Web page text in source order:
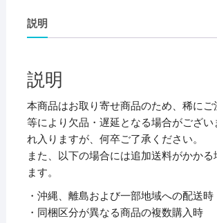
IROKATU
ド
メ
ン
ト
フ
ァ
イ
ル・
発
泡
説明
説明
本商品はお取り寄せ商品のため、稀にご
等により欠品・遅延となる場合がござい
れ入りますが、何卒ご了承ください。
また、以下の場合には追加送料がかかる
ます。
・沖縄、離島および一部地域への配送時
・同梱区分が異なる商品の複数購入時